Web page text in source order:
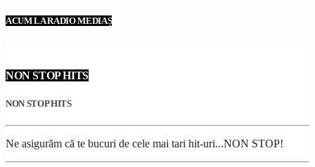
ACUM LA RADIO MEDIAȘ
NON STOP HITS
NON STOP HITS
Ne asigurăm că te bucuri de cele mai tari hit-uri...NON STOP!